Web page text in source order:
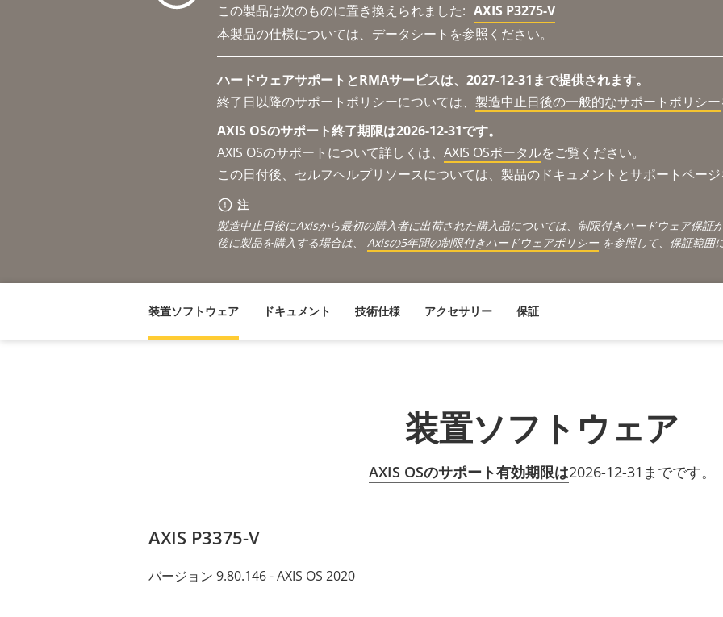
この製品は次のものに置き換えられました: AXIS P3275-V
本製品の仕様については、データシートを参照ください。
ハードウェアサポートとRMAサービスは、2027-12-31まで提供されます。
終了日以降のサポートポリシーについては、 製造中止日後の一般的なサポートポリシー
AXIS OSのサポート終了期限は2026-12-31です。
AXIS OSのサポートについて詳しくは、 AXIS OSポータルをご覧ください。
この日付後、セルフヘルプリソースについては、製品のドキュメントとサポートページ
注
製造中止日後にAxisから最初の購入者に出荷された購入品については、制限付きハードウェア保証
後に製品を購入する場合は、 Axisの5年間の制限付きハードウェアポリシー を参照して、保証範囲
装置ソフトウェア ドキュメント 技術仕様 アクセサリー 保証
装置ソフトウェア
AXIS OSのサポート有効期限は2026-12-31までです。
AXIS P3375-V
バージョン 9.80.146 - AXIS OS 2020